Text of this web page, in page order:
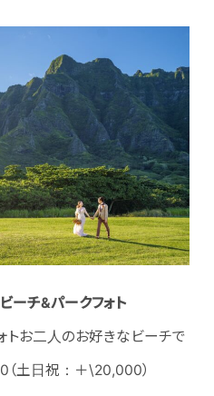
ーチ&パークフォト
トお二人のお好きなビーチで
土日祝：＋\20,000）